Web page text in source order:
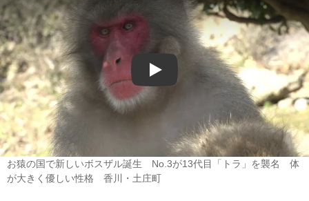
Play
お猿の国で新しいボスザル誕生 No.3が13代目「トラ」を襲名 体
が大きく優しい性格 香川・土庄町